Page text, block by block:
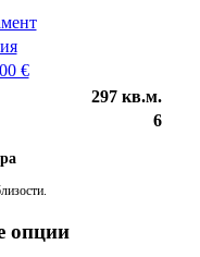
€
297 кв.м.
6
опции